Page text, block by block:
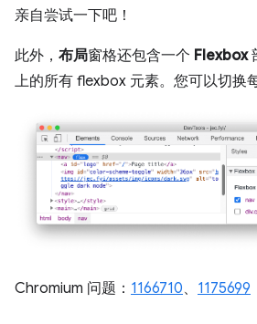
亲自尝试一下吧！
此外， 布局窗格还包含一个 Flexbox
上的所有 flexbox 元素。您可以切换
Chromium 问题： 1166710、 1175699